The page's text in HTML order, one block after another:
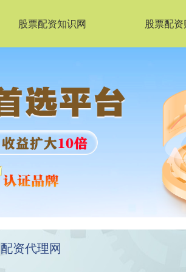
股票配资知识网 股票配
配资代理网